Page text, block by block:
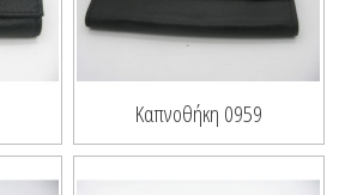
Καπνοθήκη 0959